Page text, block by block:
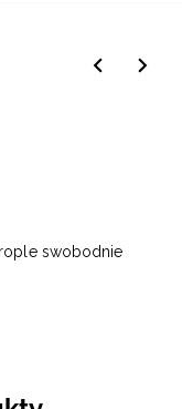
swobodnie